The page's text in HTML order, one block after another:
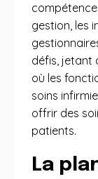
gestion, les
défis, jetant
où les
soins
offrir des
patients.
La